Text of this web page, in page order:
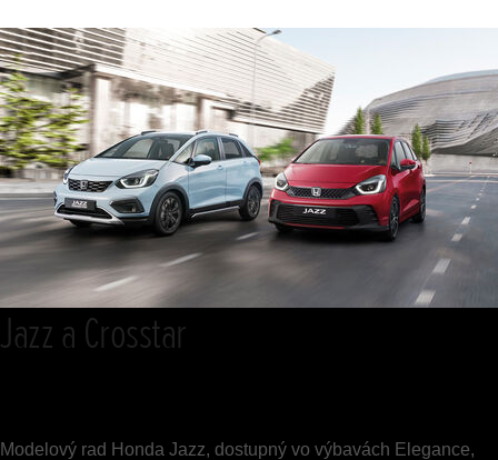
Jazz a Crosstar
Modelový rad Honda Jazz, dostupný vo výbavách Elegance,